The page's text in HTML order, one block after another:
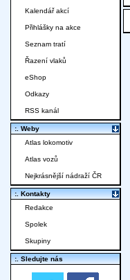
Kalendář akcí
Přihlášky na akce
Seznam tratí
Řazení vlaků
eShop
Odkazy
RSS kanál
:. Weby
Atlas lokomotiv
Atlas vozů
Nejkrásnější nádraží ČR
:. Kontakty
Redakce
Spolek
Skupiny
:. Sledujte nás